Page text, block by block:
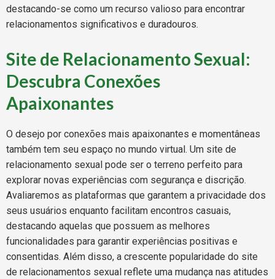
destacando-se como um recurso valioso para encontrar
relacionamentos significativos e duradouros.
Site de Relacionamento Sexual:
Descubra Conexões
Apaixonantes
O desejo por conexões mais apaixonantes e momentâneas
também tem seu espaço no mundo virtual. Um site de
relacionamento sexual pode ser o terreno perfeito para
explorar novas experiências com segurança e discrição.
Avaliaremos as plataformas que garantem a privacidade dos
seus usuários enquanto facilitam encontros casuais,
destacando aquelas que possuem as melhores
funcionalidades para garantir experiências positivas e
consentidas. Além disso, a crescente popularidade do site
de relacionamentos sexual reflete uma mudança nas atitudes